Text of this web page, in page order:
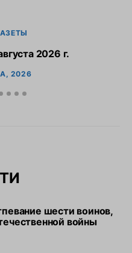
2026 г.
2026
шести воинов,
войны